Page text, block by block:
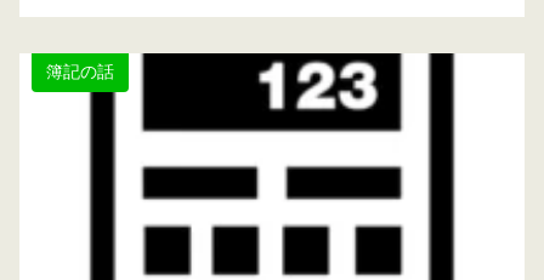
簿記の話